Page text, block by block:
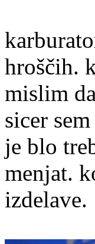
hroščih.
mislim
sicer
je blo
menjat.
izdelave.